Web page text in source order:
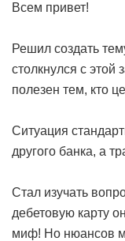
Всем привет!
Решил создать
столкнулся с этой
полезен тем, кто
Ситуация
другого банка, а
Стал изучать
дебетовую карту
миф! Но нюансов